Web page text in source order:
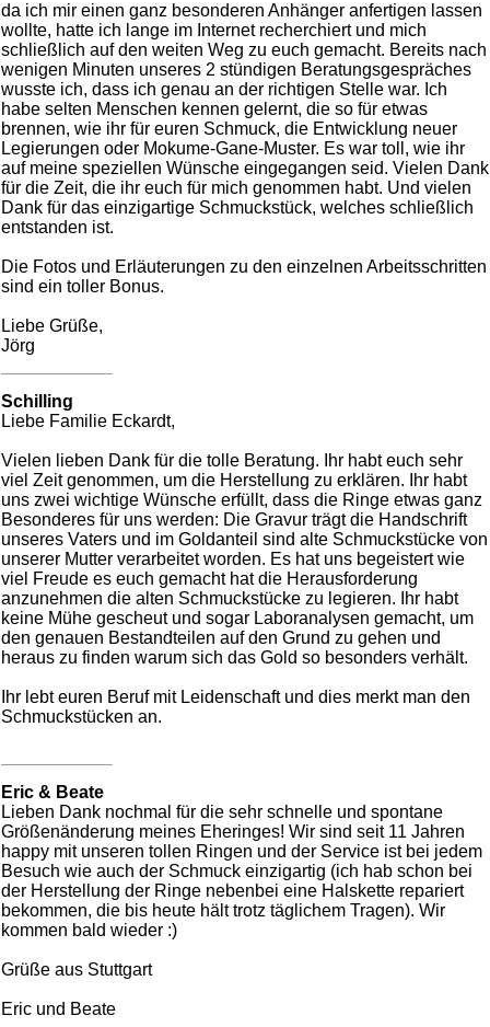
da ich mir einen ganz besonderen Anhänger anfertigen lassen
wollte, hatte ich lange im Internet recherchiert und mich
schließlich auf den weiten Weg zu euch gemacht. Bereits nach
wenigen Minuten unseres 2 stündigen Beratungsgespräches
wusste ich, dass ich genau an der richtigen Stelle war. Ich
habe selten Menschen kennen gelernt, die so für etwas
brennen, wie ihr für euren Schmuck, die Entwicklung neuer
Legierungen oder Mokume-Gane-Muster. Es war toll, wie ihr
auf meine speziellen Wünsche eingegangen seid. Vielen Dank
für die Zeit, die ihr euch für mich genommen habt. Und vielen
Dank für das einzigartige Schmuckstück, welches schließlich
entstanden ist.
Die Fotos und Erläuterungen zu den einzelnen Arbeitsschritten
sind ein toller Bonus.
Liebe Grüße,
Jörg
Schilling
Liebe Familie Eckardt,
Vielen lieben Dank für die tolle Beratung. Ihr habt euch sehr
viel Zeit genommen, um die Herstellung zu erklären. Ihr habt
uns zwei wichtige Wünsche erfüllt, dass die Ringe etwas ganz
Besonderes für uns werden: Die Gravur trägt die Handschrift
unseres Vaters und im Goldanteil sind alte Schmuckstücke von
unserer Mutter verarbeitet worden. Es hat uns begeistert wie
viel Freude es euch gemacht hat die Herausforderung
anzunehmen die alten Schmuckstücke zu legieren. Ihr habt
keine Mühe gescheut und sogar Laboranalysen gemacht, um
den genauen Bestandteilen auf den Grund zu gehen und
heraus zu finden warum sich das Gold so besonders verhält.
Ihr lebt euren Beruf mit Leidenschaft und dies merkt man den
Schmuckstücken an.
Eric & Beate
Lieben Dank nochmal für die sehr schnelle und spontane
Größenänderung meines Eheringes! Wir sind seit 11 Jahren
happy mit unseren tollen Ringen und der Service ist bei jedem
Besuch wie auch der Schmuck einzigartig (ich hab schon bei
der Herstellung der Ringe nebenbei eine Halskette repariert
bekommen, die bis heute hält trotz täglichem Tragen). Wir
kommen bald wieder :)
Grüße aus Stuttgart
Eric und Beate